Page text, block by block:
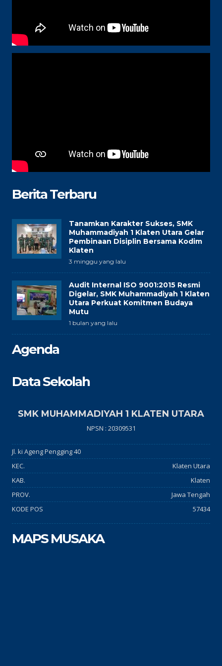
Berita Terbaru
Tanamkan Karakter Sukses, SMK
Muhammadiyah 1 Klaten Utara Gelar
Pembinaan Disiplin Bersama Kodim
Klaten
3 minggu yang lalu
Audit Internal ISO 9001:2015 Resmi
Digelar, SMK Muhammadiyah 1 Klaten
Utara Perkuat Komitmen Budaya
Mutu
1 bulan yang lalu
Agenda
Data Sekolah
SMK MUHAMMADIYAH 1 KLATEN UTARA
NPSN : 20309531
Jl. ki Ageng Pengging 40
KEC.
Klaten Utara
KAB.
Klaten
PROV.
Jawa Tengah
KODE POS
57434
MAPS MUSAKA